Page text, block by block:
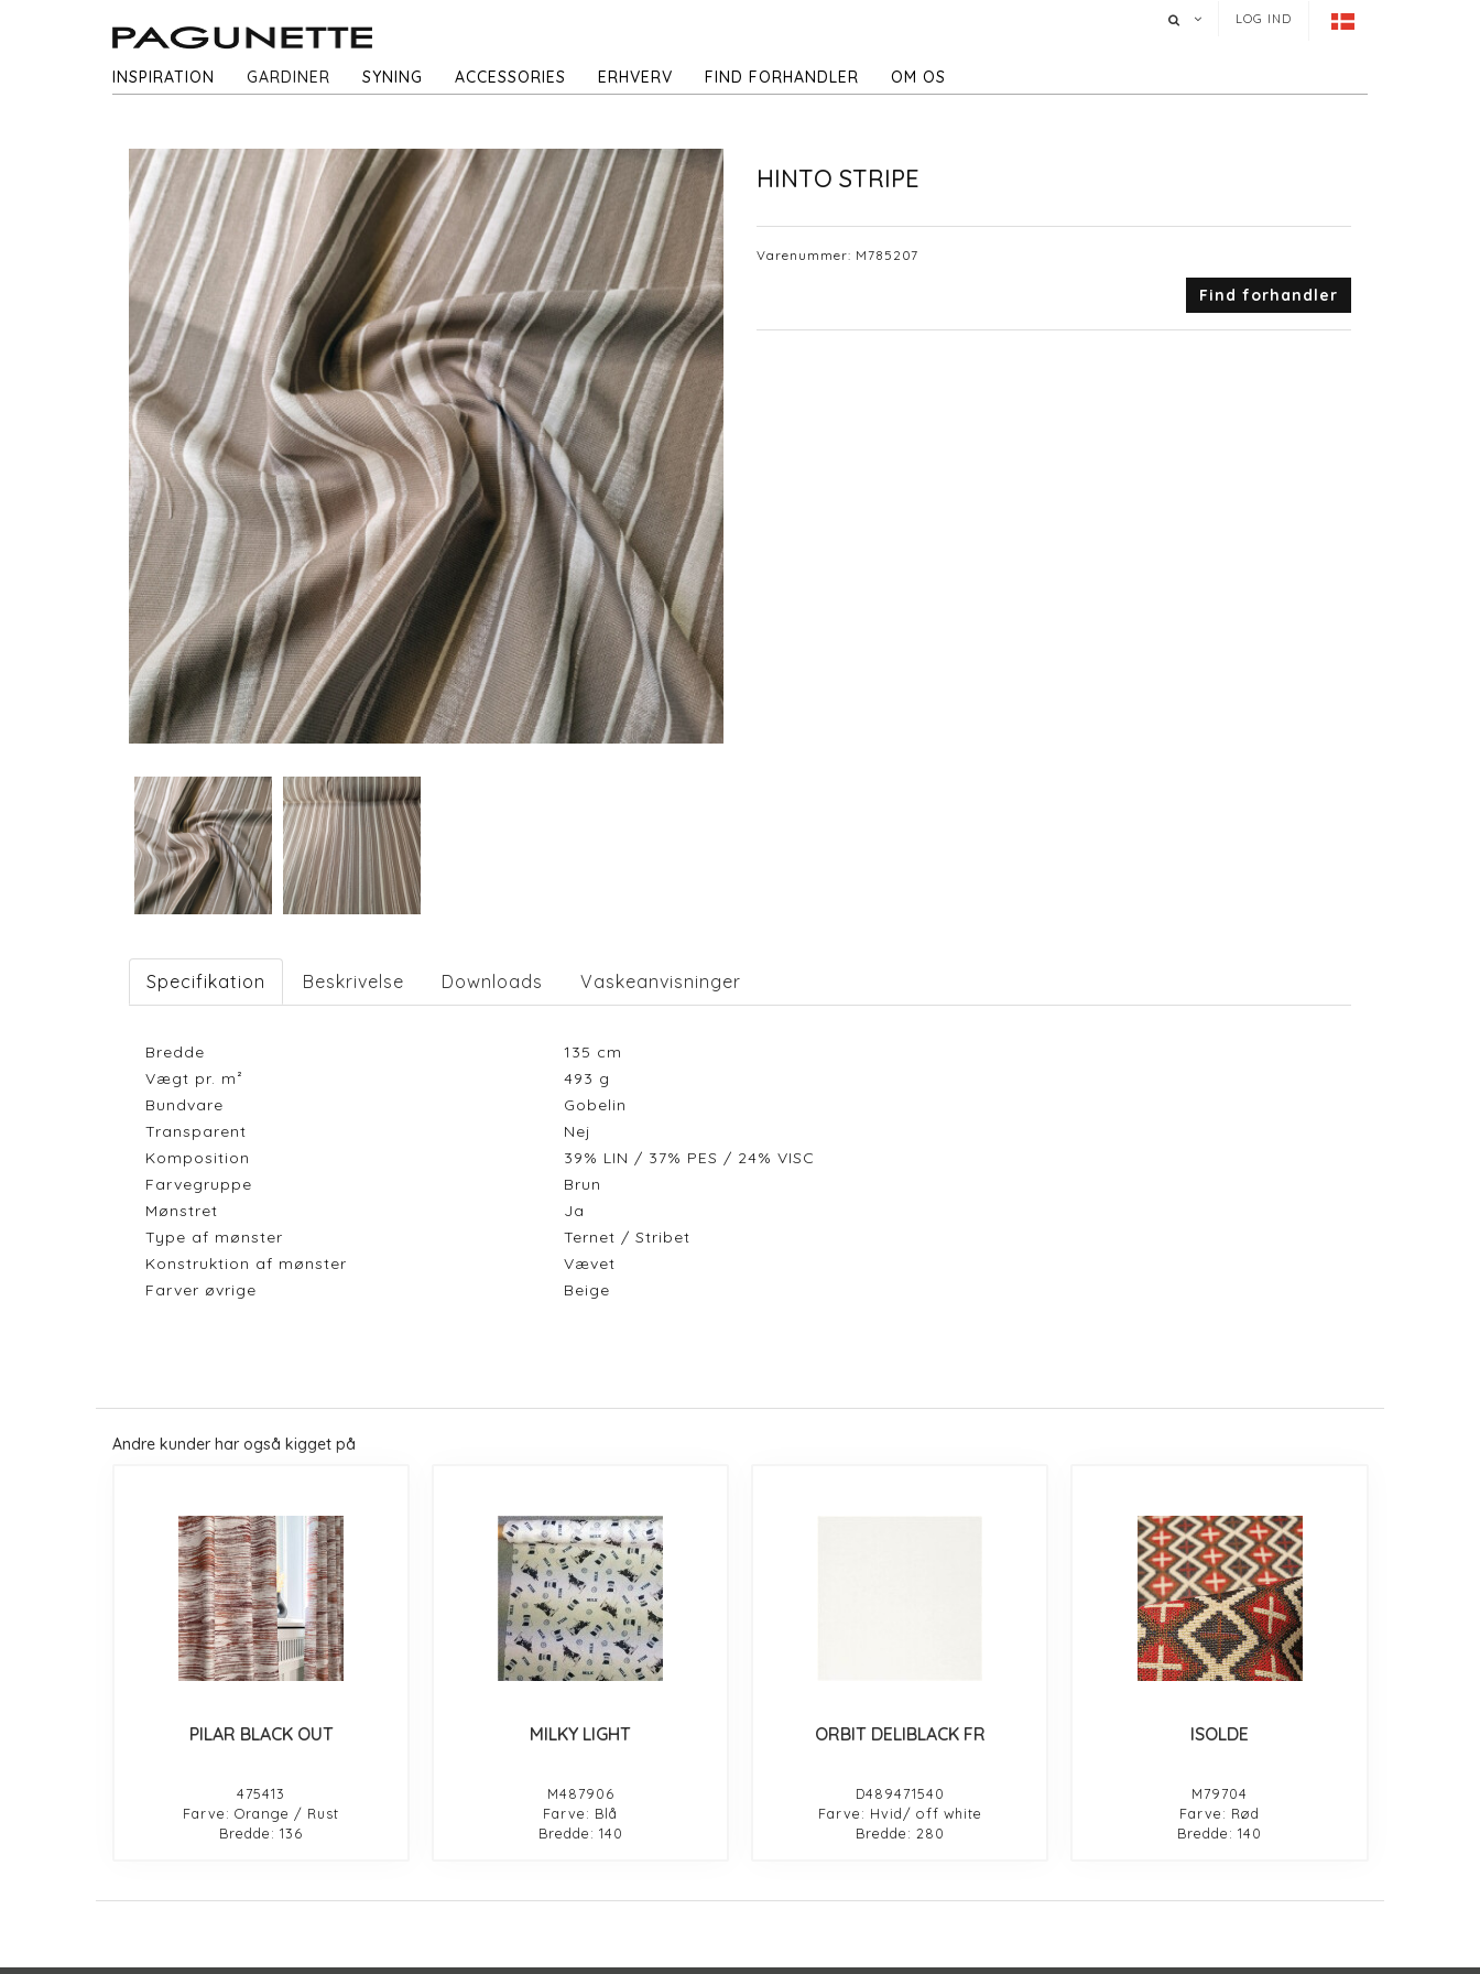
LOG IND
INSPIRATION GARDINER SYNING ACCESSORIES ERHVERV FIND FORHANDLER OM OS
HINTO STRIPE
Varenummer: M785207
Find forhandler
Specifikation Beskrivelse Downloads Vaskeanvisninger
Bredde 135 cm
Vægt pr. m²
493 g
Bundvare
Gobelin
Transparent
Nej
Komposition
39% LIN / 37% PES / 24% VISC
Farvegruppe
Brun
Mønstret
Ja
Type af mønster
Ternet / Stribet
Konstruktion af mønster
Vævet
Farver øvrige
Beige
Andre kunder har også kigget på
PILAR BLACK OUT
475413
Farve: Orange / Rust
Bredde: 136
MILKY LIGHT
M487906
Farve: Blå
Bredde: 140
ORBIT DELIBLACK FR
D489471540
Farve: Hvid/ off white
Bredde: 280
ISOLDE
M79704
Farve: Rød
Bredde: 140